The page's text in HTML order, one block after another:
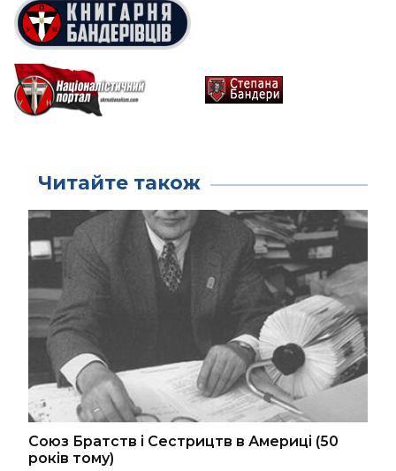
Читайте також
Союз Братств і Сестрицтв в Америці (50
років тому)